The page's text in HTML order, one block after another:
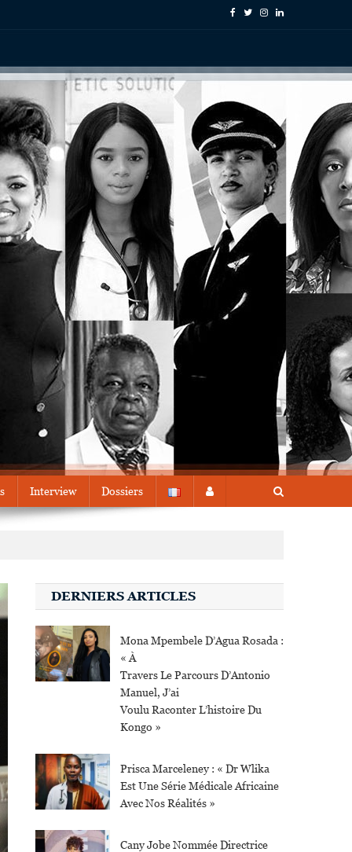
Interview Dossiers
DERNIERS ARTICLES
Mona Mpembele D’Agua Rosada :
« À
Travers Le Parcours D’Antonio
Manuel, J’ai
Voulu Raconter L’histoire Du
Kongo »
Prisca Marceleney : « Dr Wlika
Est Une Série Médicale Africaine
Avec Nos Réalités »
Cany Jobe Nommée Directrice